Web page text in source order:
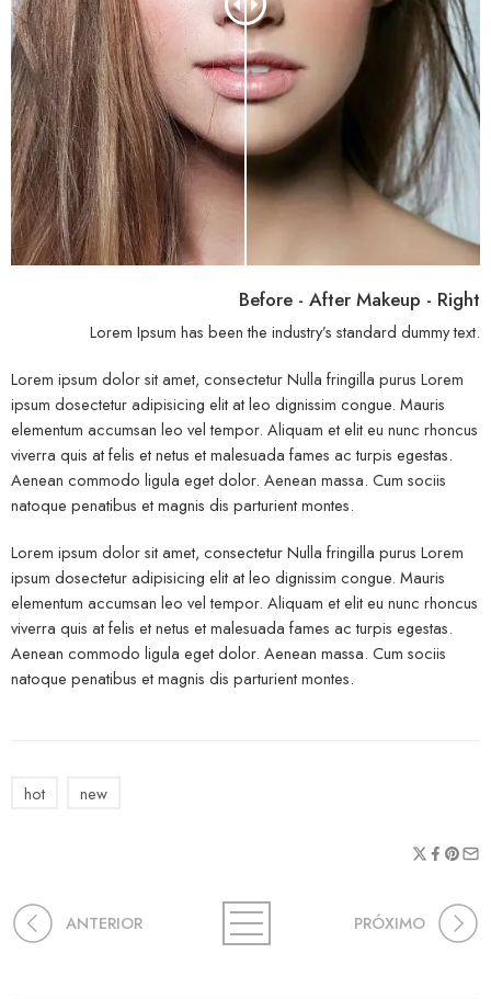
Before - After Makeup - Right
Lorem Ipsum has been the industry’s standard dummy text.
Lorem ipsum dolor sit amet, consectetur Nulla fringilla purus Lorem
ipsum dosectetur adipisicing elit at leo dignissim congue. Mauris
elementum accumsan leo vel tempor. Aliquam et elit eu nunc rhoncus
viverra quis at felis et netus et malesuada fames ac turpis egestas.
Aenean commodo ligula eget dolor. Aenean massa. Cum sociis
natoque penatibus et magnis dis parturient montes.
Lorem ipsum dolor sit amet, consectetur Nulla fringilla purus Lorem
ipsum dosectetur adipisicing elit at leo dignissim congue. Mauris
elementum accumsan leo vel tempor. Aliquam et elit eu nunc rhoncus
viverra quis at felis et netus et malesuada fames ac turpis egestas.
Aenean commodo ligula eget dolor. Aenean massa. Cum sociis
natoque penatibus et magnis dis parturient montes.
hot new
ANTERIOR PRÓXIMO